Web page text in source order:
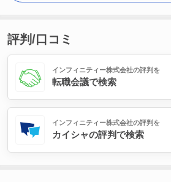
評判/口コミ
インフィニティー株式会社の評判を
転職会議で検索
インフィニティー株式会社の評判を
カイシャの評判で検索